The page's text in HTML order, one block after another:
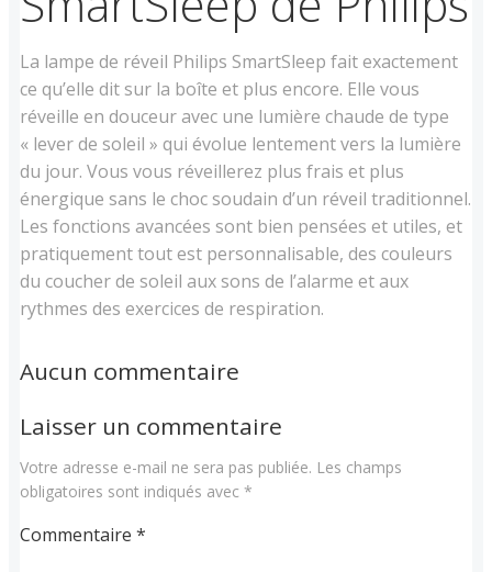
La lampe de réveil Philips SmartSleep fait exactement
ce qu’elle dit sur la boîte et plus encore. Elle vous
réveille en douceur avec une lumière chaude de type
« lever de soleil » qui évolue lentement vers la lumière
du jour. Vous vous réveillerez plus frais et plus
énergique sans le choc soudain d’un réveil traditionnel.
Les fonctions avancées sont bien pensées et utiles, et
pratiquement tout est personnalisable, des couleurs
du coucher de soleil aux sons de l’alarme et aux
rythmes des exercices de respiration.
Aucun commentaire
Laisser un commentaire
Votre adresse e-mail ne sera pas publiée. Les champs
obligatoires sont indiqués avec *
Commentaire *